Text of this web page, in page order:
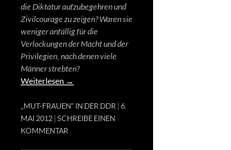
die Diktatur aufzubegehren und
Zivilcourage zu zeigen? Waren sie
weniger anfällig für die
Verlockungen der Macht und der
Privilegien, nach denen viele
Männer strebten?
Weiterlesen →
„MUT-FRAUEN“ IN DER DDR 6.
MAI 2012 SCHREIBE EINEN
KOMMENTAR